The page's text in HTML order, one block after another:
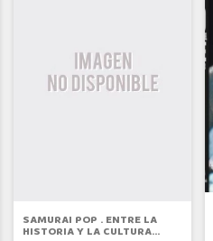
SAMURAI POP . ENTRE LA
HISTORIA Y LA CULTURA